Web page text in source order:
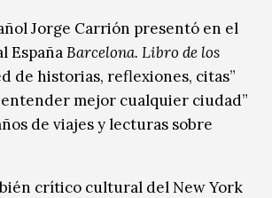
Jorge Carrión presentó en el
EspañaBarcelona. Libro de los
de historias, reflexiones, citas”
mejor cualquier ciudad”
de viajes y lecturas sobre
crítico cultural del New York